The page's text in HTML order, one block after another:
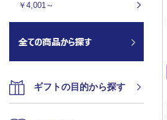
￥4,001～
ギフトの目的から探す